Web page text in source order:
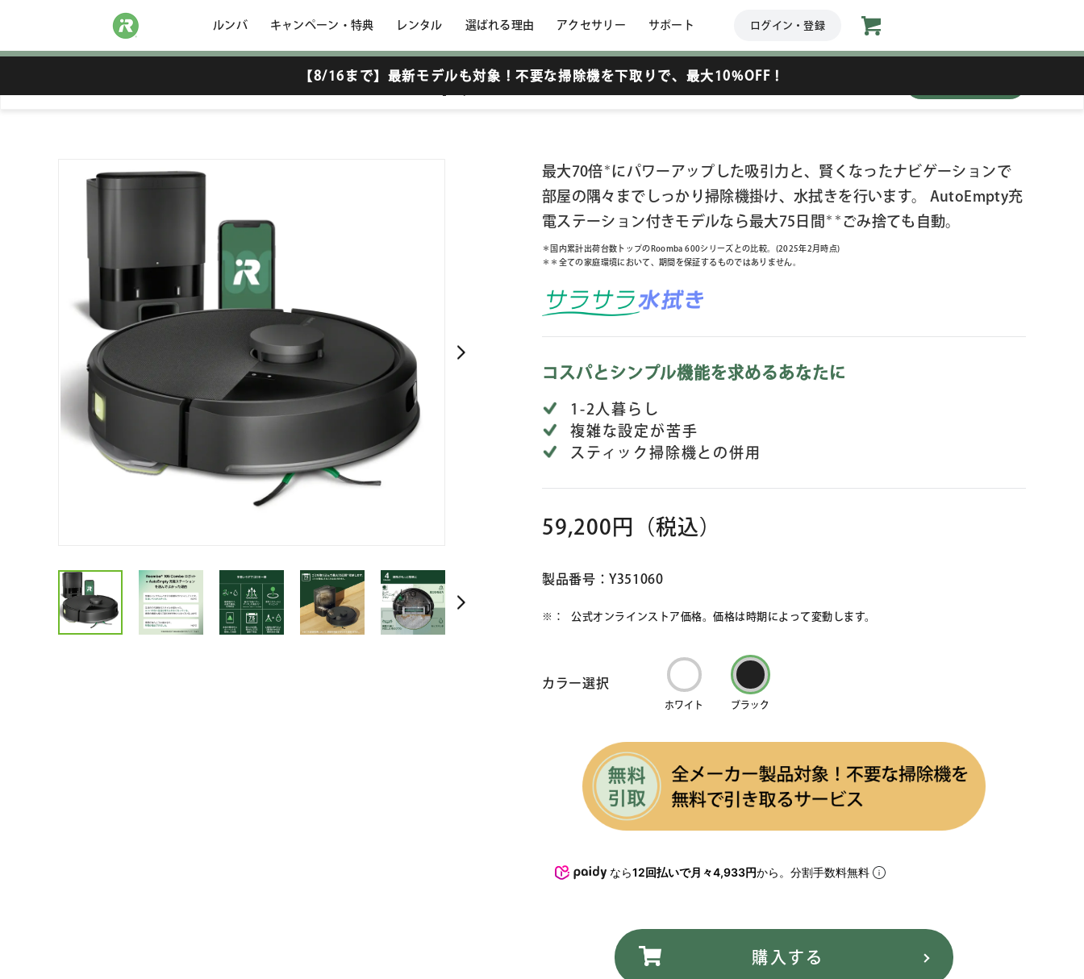
ルンバ キャンペーン・特典 レンタル 選ばれる理由 アクセサリー サポート ログイン・登録
【8/16まで】最新モデルも対象！不要な掃除機を下取りで、 最大10%OFF！
Roomba 105 Combo ロボット + AutoEmpty 充電ステーション 数量
最大70倍 ＊ にパワーアップした吸引力と、賢くなったナビゲーションで
部屋の隅々までしっかり掃除機掛け、水拭きを行います。 AutoEmpty充
電ステーション付きモデルなら最大75日間 ＊＊ ごみ捨ても自動。
＊国内累計出荷台数トップのRoomba 600シリーズとの比較。(2025年2月時点)
＊＊全ての家庭環境において、期間を保証するものではありません。
コスパとシンプル機能を求めるあなたに
1-2人暮らし
複雑な設定が苦手
スティック掃除機との併用
59,200円 （税込）
製品番号：Y351060
公式オンラインストア価格。価格は時期によって変動します。
カラー選択
ホワイト ブラック
なら12回払いで月々4,933円から。分割手数料無料